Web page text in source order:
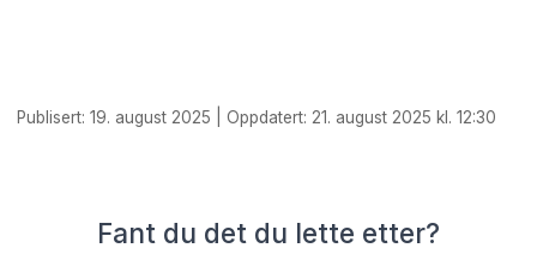
Publisert: 19. august 2025 | Oppdatert: 21. august 2025 kl. 12:30
Fant du det du lette etter?